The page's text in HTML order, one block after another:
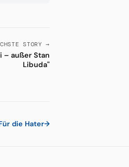
STORY →
– außer Stan
Libuda"
die Hater→